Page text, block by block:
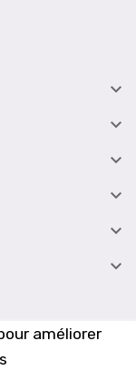
améliorer





